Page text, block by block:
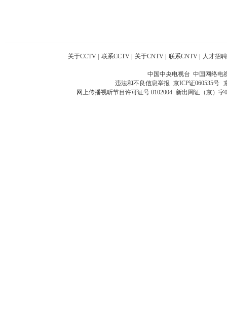
关于CCTV 联系CCTV 关于CNTV 联系CNTV 人才招聘
中国中央电视台 中国网络电
违法和不良信息举报 京ICP证060535号
网上传播视听节目许可证号 0102004 新出网证（京）